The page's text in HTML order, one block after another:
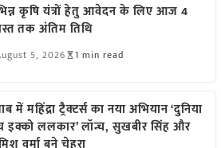
कृषि यंत्रों हेतु आवेदन के लिए आज 4
तक अंतिम तिथि
5, 2026 1 min read
में महिंद्रा ट्रैक्टर्स का नया अभियान ‘दुनिया
इक्को ललकार’ लॉन्च, सुखबीर सिंह और